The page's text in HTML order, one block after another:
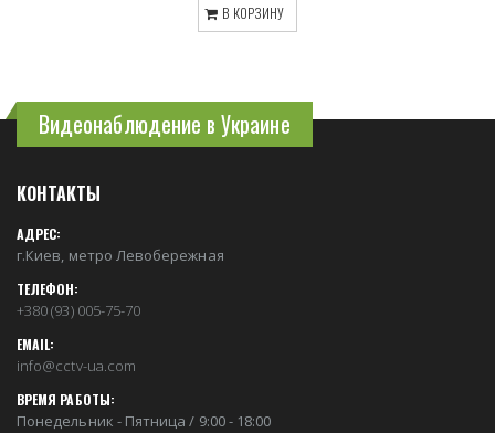
В КОРЗИНУ
Видеонаблюдение в Украине
КОНТАКТЫ
АДРЕС:
г.Киев, метро Левобережная
ТЕЛЕФОН:
+380 (93) 005-75-70
EMAIL:
info@cctv-ua.com
ВРЕМЯ РАБОТЫ:
Понедельник - Пятница / 9:00 - 18:00